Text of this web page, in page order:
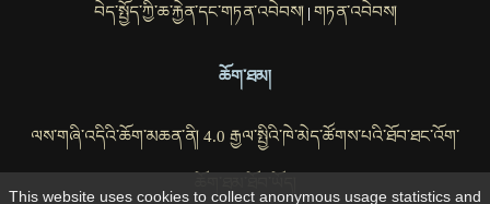
བེད་སྤྱོད་ཀྱི་ཆ་རྐྱེན་དང་གཏན་འབེབས།| གཏན་འབེབས།
ཆོག་ཐམ།
ལས་གཞི་འདིའི་ཆོག་མཆན་ནི། 4.0 རྒྱལ་སྤྱིའི་ཁེ་མེད་ཚོགས་པའི་ཐོབ་ཐང་འོག་
This website uses cookies to collect anonymous usage statistics and